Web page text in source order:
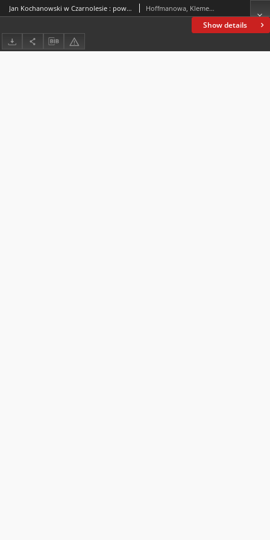
Show details
Jan Kochanowski w Czarnolesie : powieść historyczna z XVI wieku. Cz. 1 Hoffmanowa, Klementyna (1798-1845)